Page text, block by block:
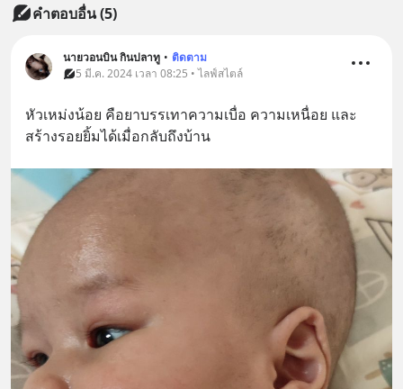
คำตอบอื่น(5)
นายวอนบิน กินปลาทู • ติดตาม
5 มี.ค. 2024 เวลา 08:25 • ไลฟ์สไตล์
หัวเหม่งน้อย คือยาบรรเทาความเบื่อ ความเหนื่อย และ
สร้างรอยยิ้มได้เมื่อกลับถึงบ้าน